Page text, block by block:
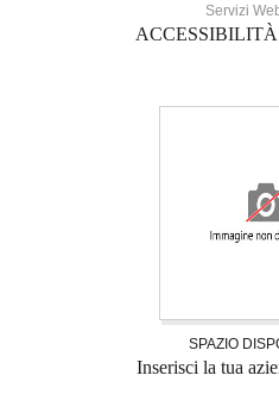
Servizi
SPAZIO
Inserisci la tua